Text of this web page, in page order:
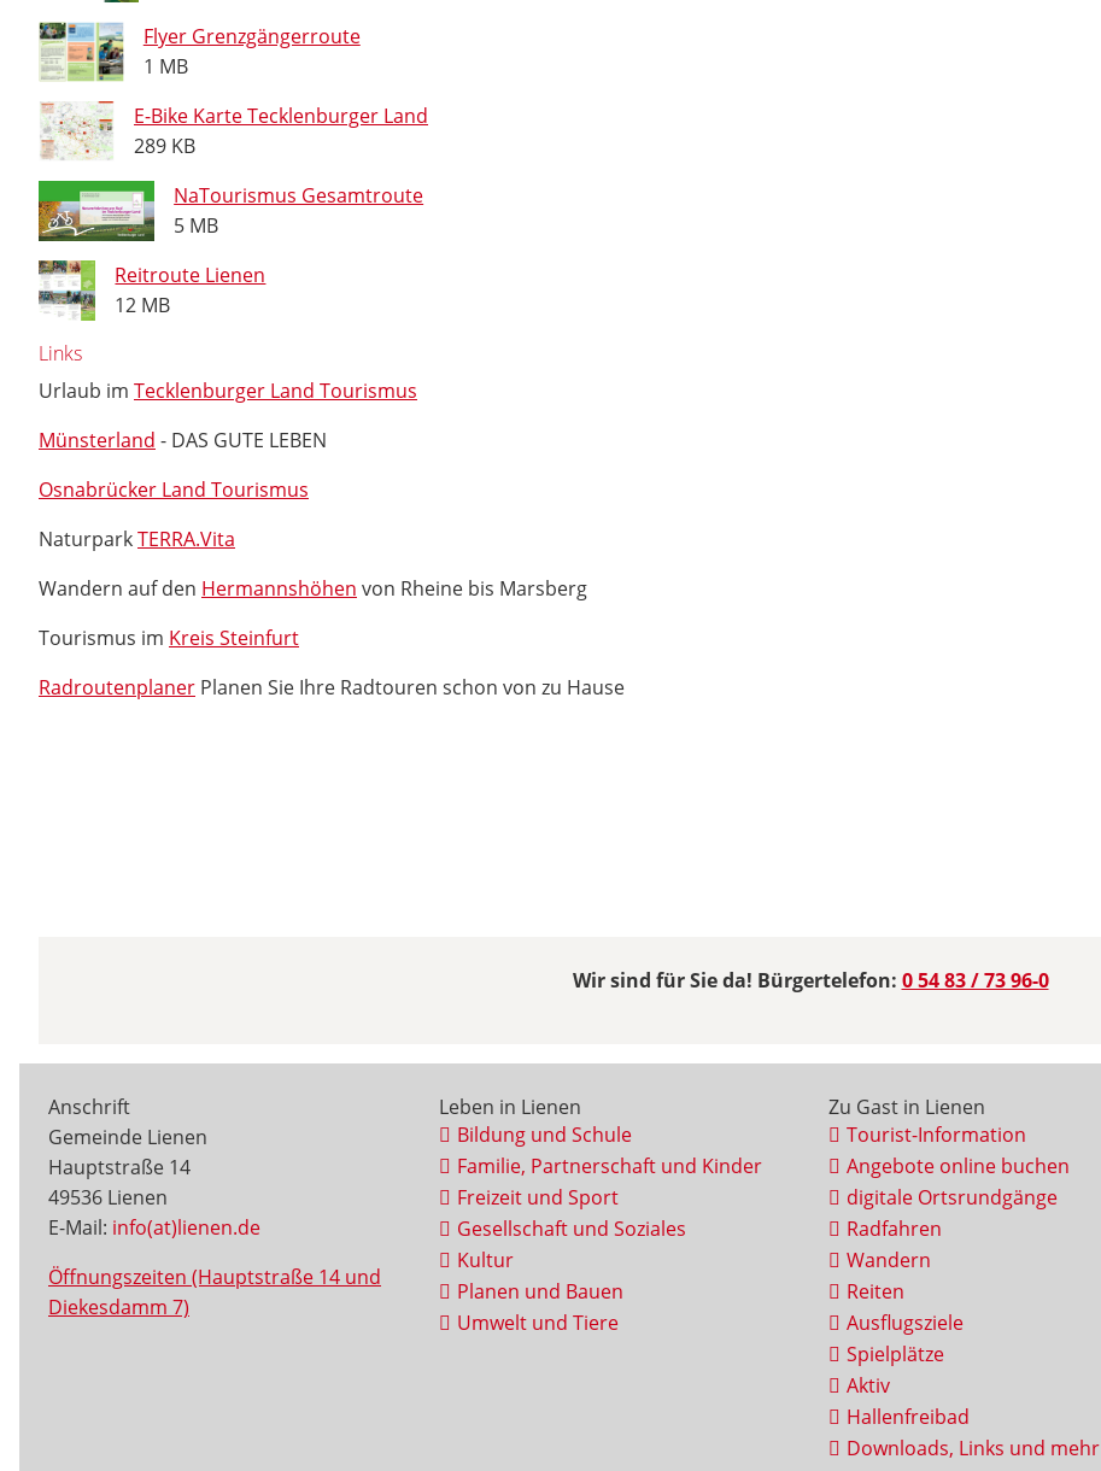
Flyer Grenzgängerroute
1 MB
E-Bike Karte Tecklenburger Land
289 KB
NaTourismus Gesamtroute
5 MB
Reitroute Lienen
12 MB
Links
Urlaub im Tecklenburger Land Tourismus
Münsterland - DAS GUTE LEBEN
Osnabrücker Land Tourismus
NaturparkTERRA.Vita
Wandern auf den Hermannshöhen von Rheine bis Marsberg
Tourismus im Kreis Steinfurt
Radroutenplaner Planen Sie Ihre Radtouren schon von zu Hause
Wir sind für Sie da! Bürgertelefon: 0 54 83 / 73 96-0
Anschrift
Gemeinde Lienen
Hauptstraße 14
49536 Lienen
E-Mail: info(at)lienen.de
Öffnungszeiten (Hauptstraße 14 und
Diekesdamm 7)
Leben in Lienen
Bildung und Schule
Familie, Partnerschaft und Kinder
Freizeit und Sport
Gesellschaft und Soziales
Kultur
Planen und Bauen
Umwelt und Tiere
Zu Gast in Lienen
Tourist-Information
Angebote online buchen
digitale Ortsrundgänge
Radfahren
Wandern
Reiten
Ausflugsziele
Spielplätze
Aktiv
Hallenfreibad
Downloads, Links und mehr